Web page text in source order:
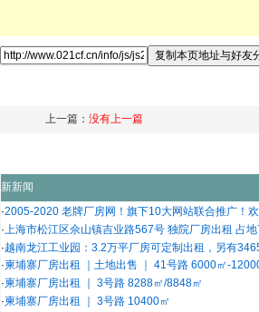
上一篇： 没有上一篇
新新闻
·2005-2020 老牌厂房网！旗下10大网站联合推广！
·上海市松江区佘山镇吉业路567号 独院厂房出租 占
·越南龙江工业园：3.2万平厂房可定制出租，另有
·柬埔寨厂房出租 ｜土地出售 ｜ 41号路 6000㎡-
·柬埔寨厂房出租 ｜ 3号路 8288㎡/8848㎡
·柬埔寨厂房出租 ｜ 3号路 10400㎡